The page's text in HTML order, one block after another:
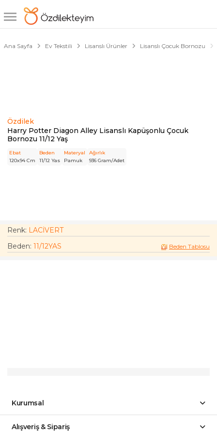
Ana Sayfa Ev Tekstili Lisanslı Ürünler Lisanslı Çocuk Bornozu
Özdilek
Harry Potter Diagon Alley Lisanslı Kapüşonlu Çocuk
Bornozu 11/12 Yaş
Ebat
120x94 Cm
Beden
11/12 Yas
Materyal
Pamuk
Ağırlık
936 Gram/Adet
1/2
Renk: LACİVERT
Beden: 11/12YAS Beden Tablosu
Kurumsal
Alışveriş & Sipariş